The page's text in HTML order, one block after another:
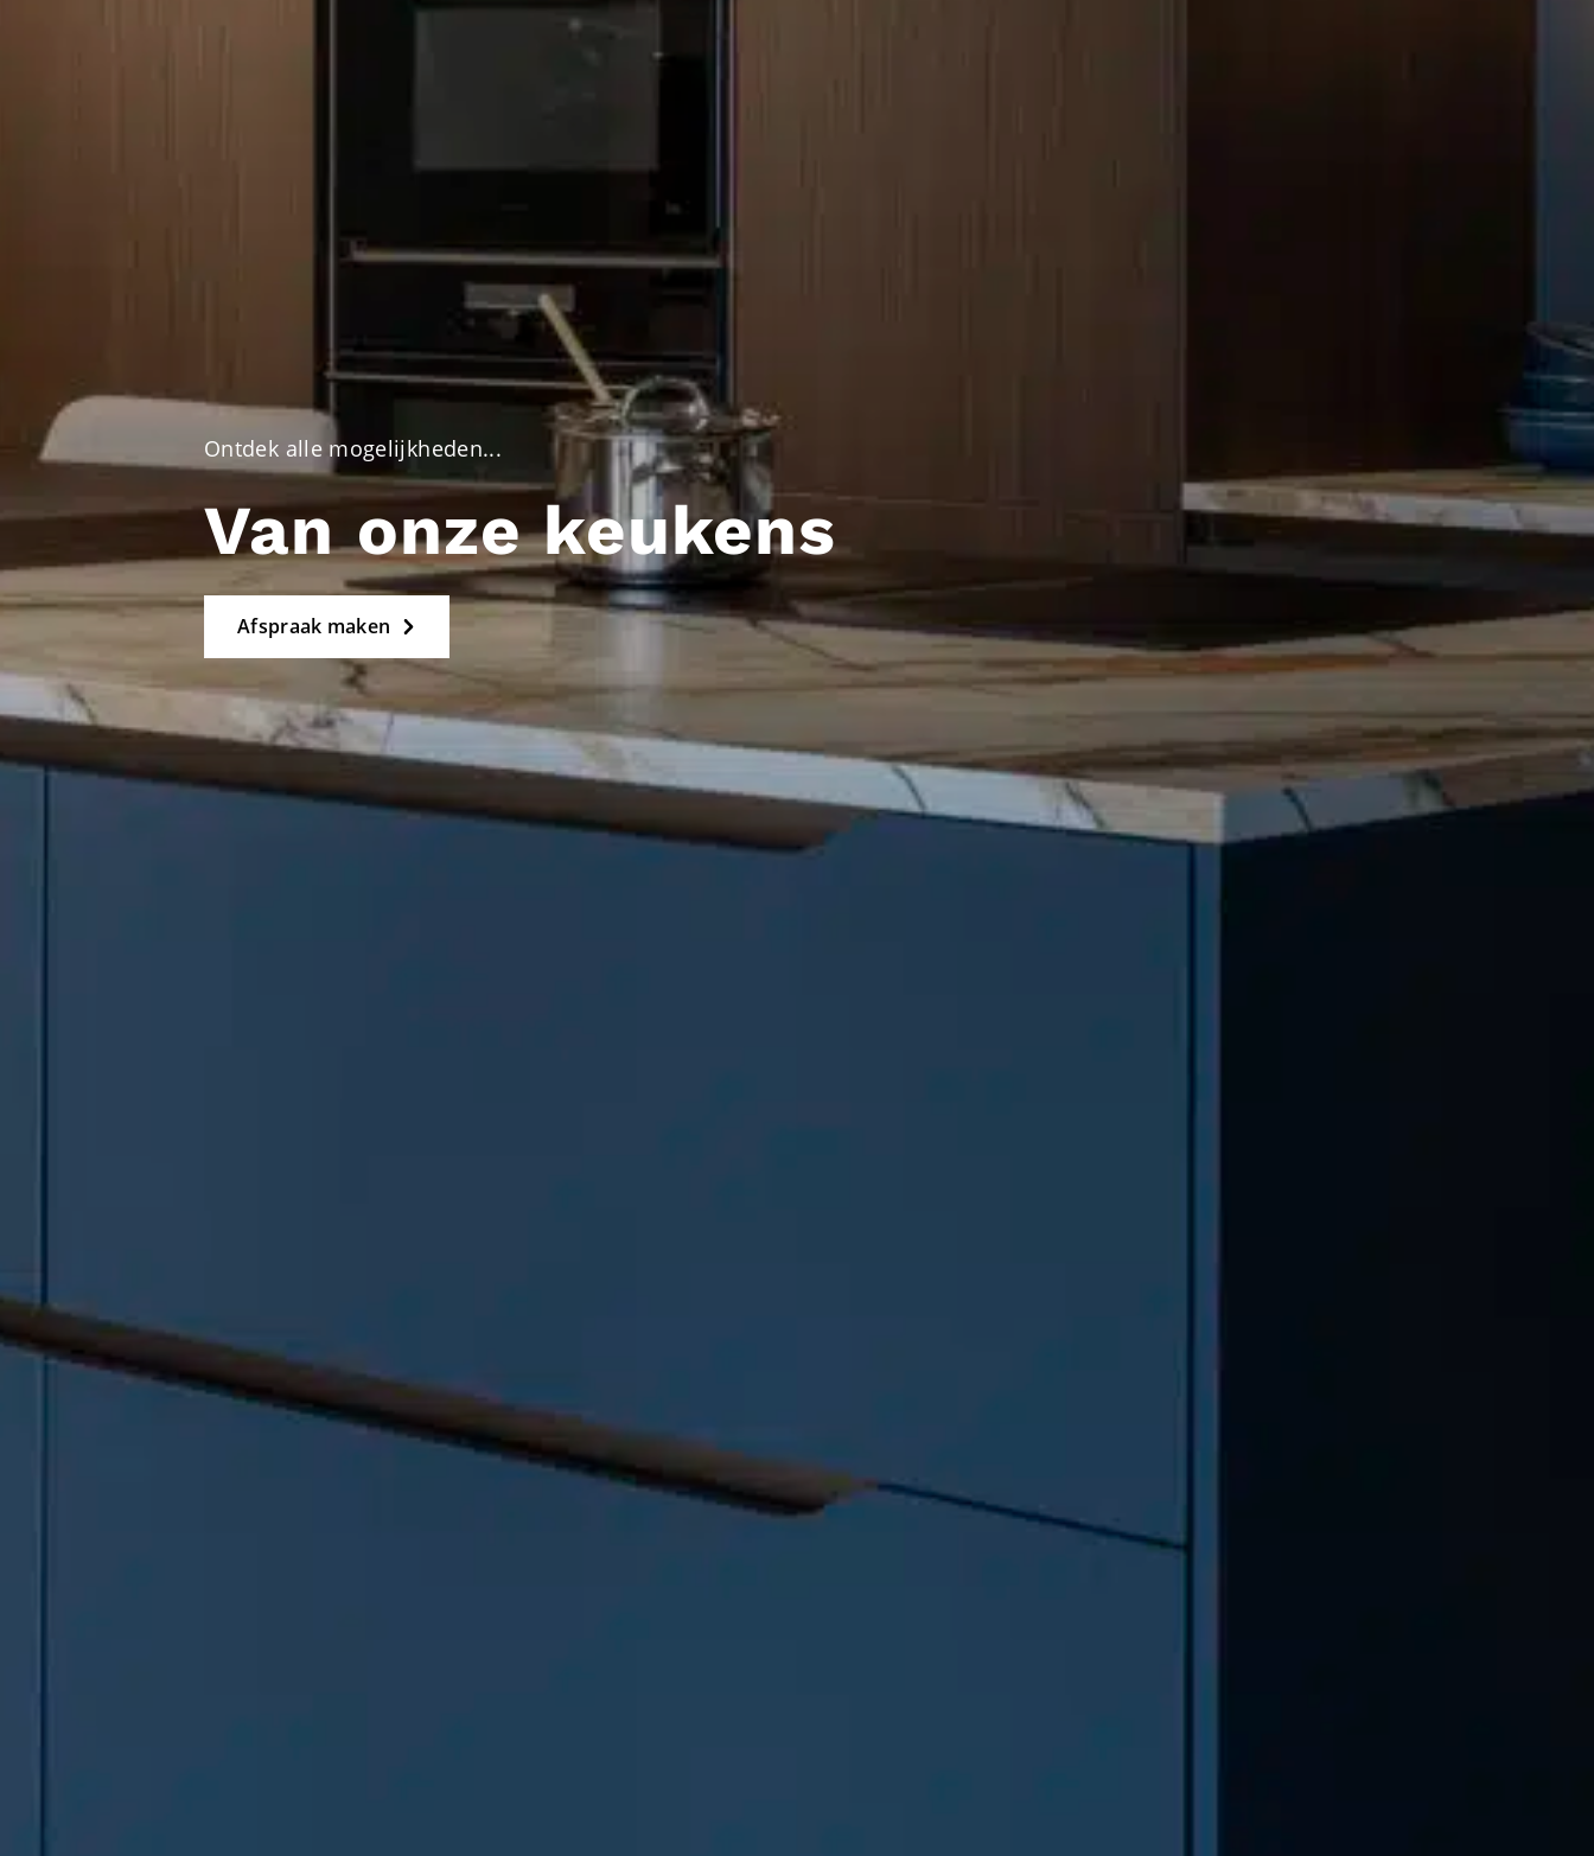
Ontdek alle mogelijkheden...
Van onze keukens
Afspraak maken